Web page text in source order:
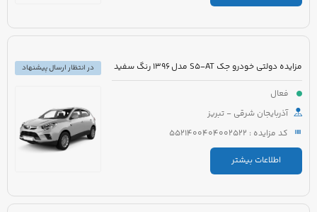
مزایده دولتی خودرو جک S5-AT مدل 1396 رنگ سفید
فعال
آذربایجان شرقی - تبریز
کد مزایده : 5521400404002522
اطلاعات بیشتر
در انتظار ارسال پیشنهاد